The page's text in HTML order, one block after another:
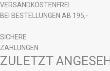
VERSANDKOSTENFREI
BEI BESTELLUNGEN AB 195,-
SICHERE
ZAHLUNGEN
ZULETZT